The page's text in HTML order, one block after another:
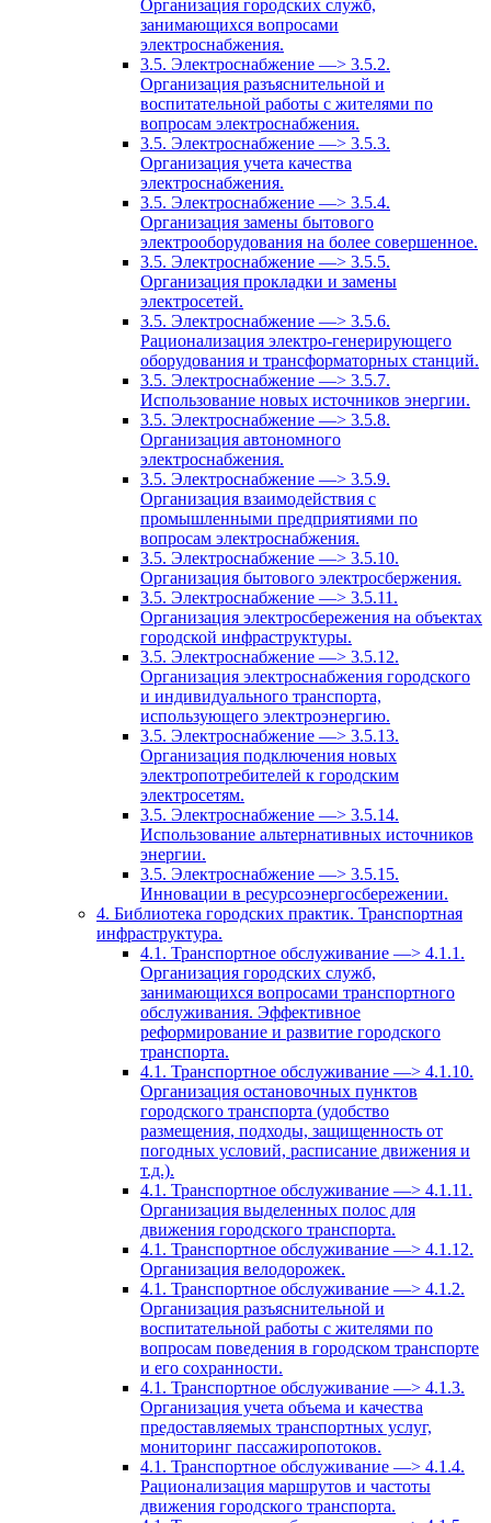
Организация городских служб,
занимающихся вопросами
электроснабжения.
3.5. Электроснабжение —> 3.5.2.
Организация разъяснительной и
воспитательной работы с жителями по
вопросам электроснабжения.
3.5. Электроснабжение —> 3.5.3.
Организация учета качества
электроснабжения.
3.5. Электроснабжение —> 3.5.4.
Организация замены бытового
электрооборудования на более совершенное.
3.5. Электроснабжение —> 3.5.5.
Организация прокладки и замены
электросетей.
3.5. Электроснабжение —> 3.5.6.
Рационализация электро-генерирующего
оборудования и трансформаторных станций.
3.5. Электроснабжение —> 3.5.7.
Использование новых источников энергии.
3.5. Электроснабжение —> 3.5.8.
Организация автономного
электроснабжения.
3.5. Электроснабжение —> 3.5.9.
Организация взаимодействия с
промышленными предприятиями по
вопросам электроснабжения.
3.5. Электроснабжение —> 3.5.10.
Организация бытового электросбержения.
3.5. Электроснабжение —> 3.5.11.
Организация электросбережения на объектах
городской инфраструктуры.
3.5. Электроснабжение —> 3.5.12.
Организация электроснабжения городского
и индивидуального транспорта,
использующего электроэнергию.
3.5. Электроснабжение —> 3.5.13.
Организация подключения новых
электропотребителей к городским
электросетям.
3.5. Электроснабжение —> 3.5.14.
Использование альтернативных источников
энергии.
3.5. Электроснабжение —> 3.5.15.
Инновации в ресурсоэнергосбережении.
4. Библиотека городских практик. Транспортная
инфраструктура.
4.1. Транспортное обслуживание —> 4.1.1.
Организация городских служб,
занимающихся вопросами транспортного
обслуживания. Эффективное
реформирование и развитие городского
транспорта.
4.1. Транспортное обслуживание —> 4.1.10.
Организация остановочных пунктов
городского транспорта (удобство
размещения, подходы, защищенность от
погодных условий, расписание движения и
т.д.).
4.1. Транспортное обслуживание —> 4.1.11.
Организация выделенных полос для
движения городского транспорта.
4.1. Транспортное обслуживание —> 4.1.12.
Организация велодорожек.
4.1. Транспортное обслуживание —> 4.1.2.
Организация разъяснительной и
воспитательной работы с жителями по
вопросам поведения в городском транспорте
и его сохранности.
4.1. Транспортное обслуживание —> 4.1.3.
Организация учета объема и качества
предоставляемых транспортных услуг,
мониторинг пассажиропотоков.
4.1. Транспортное обслуживание —> 4.1.4.
Рационализация маршрутов и частоты
движения городского транспорта.